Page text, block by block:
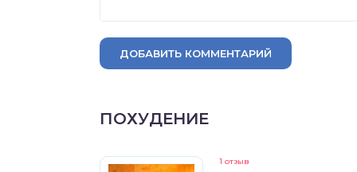
ДОБАВИТЬ КОММЕНТАРИЙ
ПОХУДЕНИЕ
1 отзыв